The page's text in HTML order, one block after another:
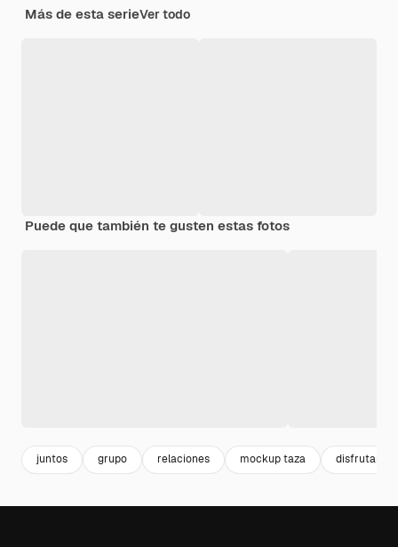
Más de esta serieVer todo
Puede que también te gusten estas fotos
juntos grupo relaciones mockup taza disfrutar